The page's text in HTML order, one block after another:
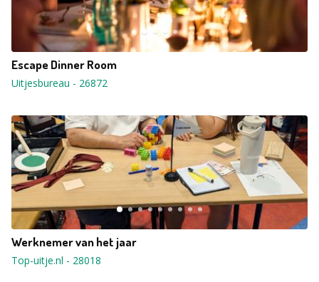
Escape Dinner Room
Uitjesbureau - 26872
Werknemer van het jaar
Top-uitje.nl - 28018